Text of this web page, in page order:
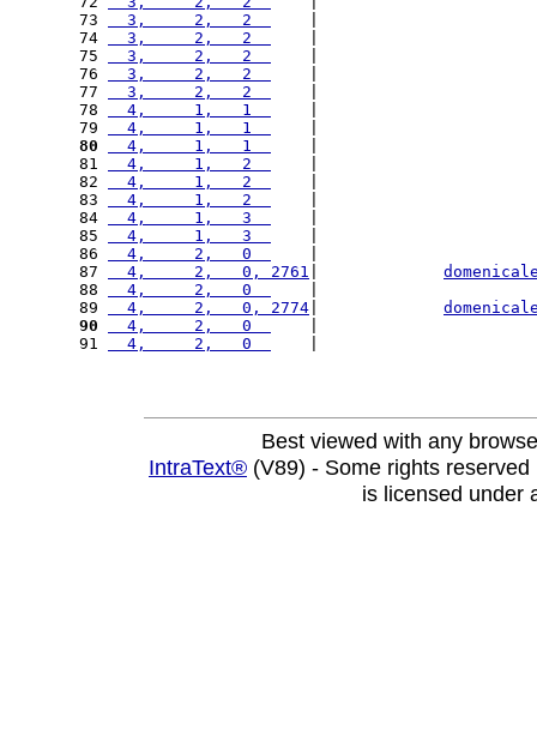
73
  3,     2,   2
74
  3,     2,   2
75
  3,     2,   2
76
  3,     2,   2
77
  3,     2,   2
78
  4,     1,   1
79
  4,     1,   1
80
  4,     1,   1
81
  4,     1,   2
82
  4,     1,   2
83
  4,     1,   2
84
  4,     1,   3
85
  4,     1,   3
86
  4,     2,   0
87
  4,     2,   0, 2761
88
  4,     2,   0
89
  4,     2,   0, 2774
90
  4,     2,   0
91
  4,     2,   0
Best viewed with any
IntraText® (V89) - Some rights
is licensed under